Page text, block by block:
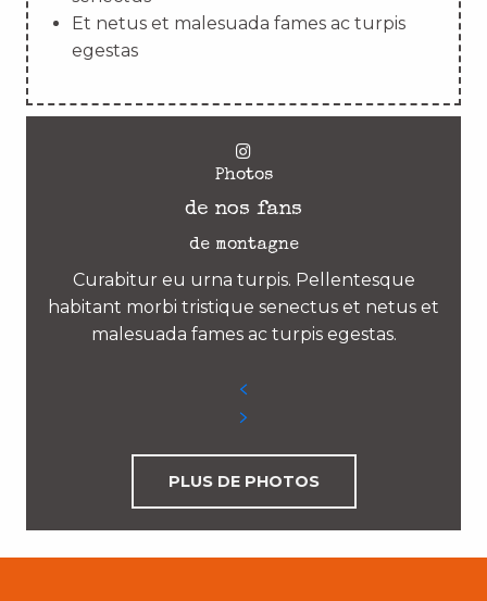
Et netus et malesuada fames ac turpis
egestas
Photos
de nos fans
de montagne
Curabitur eu urna turpis. Pellentesque
habitant morbi tristique senectus et netus et
malesuada fames ac turpis egestas.
PLUS DE PHOTOS